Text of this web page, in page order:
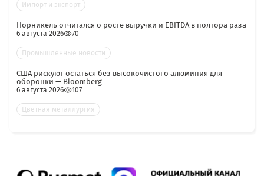
Импорт и экспорт
Норникель отчитался о росте выручки и EBITDA в полтора раза
6 августа 2026 70
Промышленные новости
США рискуют остаться без высокочистого алюминия для
оборонки — Bloomberg
6 августа 2026 107
Цветная металлургия